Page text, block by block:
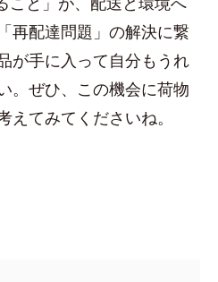
再配達問題」の解決に繋
が手に入って自分もうれ
。ぜひ、この機会に荷物
てみてくださいね。